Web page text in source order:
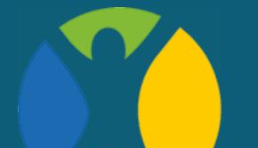
περιεχόμενο